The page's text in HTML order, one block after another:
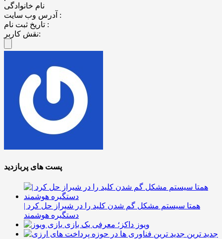
نام خانوادگی
آدرس وب سایت :
تاریخ ثبت نام :
نقش کاربر:
پست های پربازدید
همتا سیستم مشکل گم شدن کلید را در شیراز حل کرد |
دستگیره هوشمند
ویوز داکز؛ معرفی یک بازی
جدید ترین